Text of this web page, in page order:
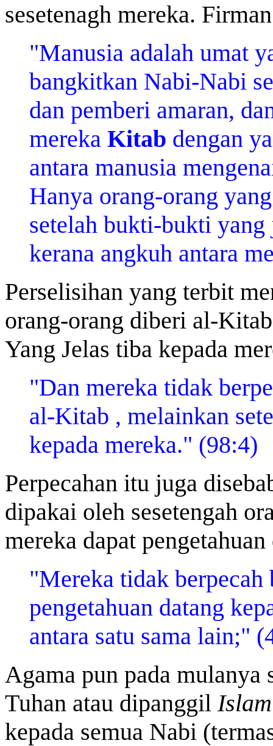
sesetenagh mereka.
"Manusia adalah umat
bangkitkan Nabi-Nabi
dan pemberi amaran,
mereka Kitab dengan
antara manusia
Hanya orang-orang
setelah bukti-bukti yang
kerana angkuh antara
Perselisihan yang terbit
orang-orang diberi al-
Yang Jelas tiba kepada
"Dan mereka tidak
al-Kitab , melainkan
kepada mereka." (98:4)
Perpecahan itu juga
dipakai oleh sesetengah
mereka dapat
"Mereka tidak berpecah
pengetahuan datang
antara satu sama lain;"
Agama pun pada mulanya
Tuhan atau dipanggil Islam
kepada semua Nabi